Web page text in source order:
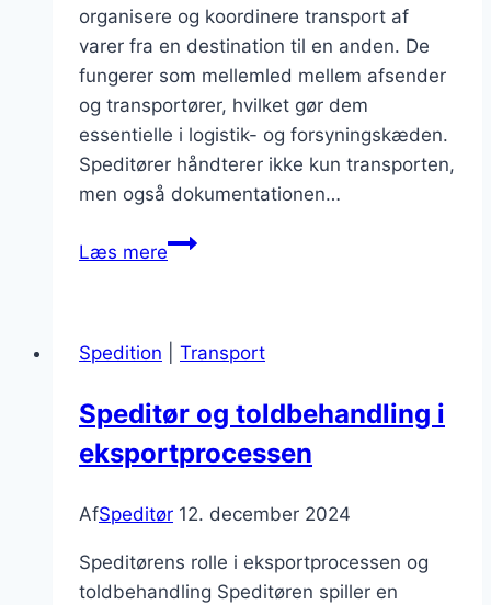
organisere og koordinere transport af
varer fra en destination til en anden. De
fungerer som mellemled mellem afsender
og transportører, hvilket gør dem
essentielle i logistik- og forsyningskæden.
Speditører håndterer ikke kun transporten,
men også dokumentationen…
Læs mereSpeditør
markeder
Spedition Transport
Speditør og toldbehandling i
eksportprocessen
AfSpeditør 12. december 2024
Speditørens rolle i eksportprocessen og
toldbehandling Speditøren spiller en